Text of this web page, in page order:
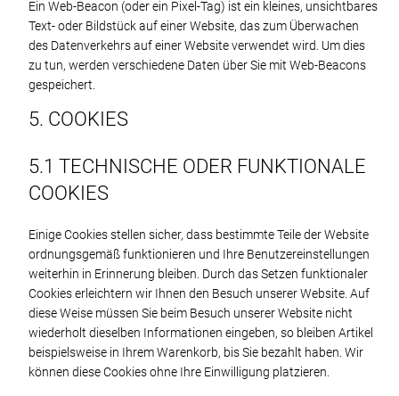
Ein Web-Beacon (oder ein Pixel-Tag) ist ein kleines, unsichtbares
Text- oder Bildstück auf einer Website, das zum Überwachen
des Datenverkehrs auf einer Website verwendet wird. Um dies
zu tun, werden verschiedene Daten über Sie mit Web-Beacons
gespeichert.
5. COOKIES
5.1 TECHNISCHE ODER FUNKTIONALE
COOKIES
Einige Cookies stellen sicher, dass bestimmte Teile der Website
ordnungsgemäß funktionieren und Ihre Benutzereinstellungen
weiterhin in Erinnerung bleiben. Durch das Setzen funktionaler
Cookies erleichtern wir Ihnen den Besuch unserer Website. Auf
diese Weise müssen Sie beim Besuch unserer Website nicht
wiederholt dieselben Informationen eingeben, so bleiben Artikel
beispielsweise in Ihrem Warenkorb, bis Sie bezahlt haben. Wir
können diese Cookies ohne Ihre Einwilligung platzieren.